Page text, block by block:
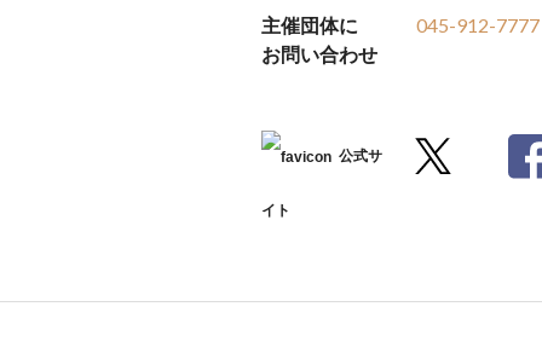
主催団体に
お問い合わせ
045-912-7777
公式サ
イト